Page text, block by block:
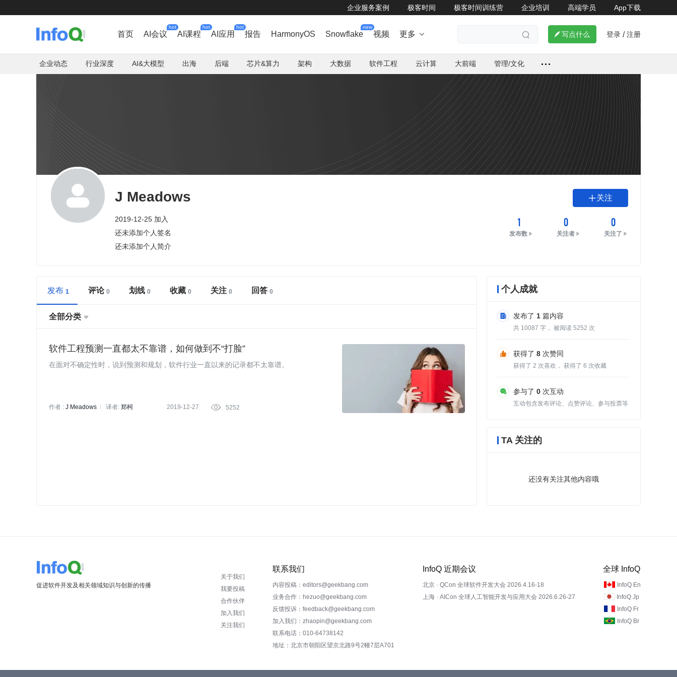
企业服务案例 极客时间 极客时间训练营 企业培训 高端学员 App下载
首页 AI会议
hot
AI课程
hot
AI应用
hot
报告 HarmonyOS Snowflake
new
视频 更多    写点什么 登录 / 注册
企业动态 行业深度 AI&大模型 出海 后端 芯片&算力 架构 大数据 软件工程 云计算 大前端 管理/文化
J Meadows
2019-12-25 加入
还未添加个人签名
还未添加个人简介
关注
1
发布数
0
关注者
0
关注了
发布 评论 划线 收藏 关注 回答
全部分类 
软件工程预测一直都太不靠谱，如何做到不“打脸”
在面对不确定性时，说到预测和规划，软件行业一直以来的记录都不太靠谱。
作者 : J Meadows 译者: 郑柯 2019-12-27  5252
个人成就
发布了 1 篇内容
共 10087 字， 被阅读 5252 次
获得了 8 次赞同
获得了 2 次喜欢， 获得了 6 次收藏
参与了 0 次互动
互动包含发布评论、点赞评论、参与投票等
TA 关注的
还没有关注其他内容哦
促进软件开发及相关领域知识与创新的传播
关于我们
我要投稿
合作伙伴
加入我们
关注我们
联系我们
内容投稿：editors@geekbang.com
业务合作：hezuo@geekbang.com
反馈投诉：feedback@geekbang.com
加入我们：zhaopin@geekbang.com
联系电话：010-64738142
地址：北京市朝阳区望京北路9号2幢7层A701
InfoQ 近期会议
北京 · QCon 全球软件开发大会 2026.4.16-18
上海 · AICon 全球人工智能开发与应用大会 2026.6.26-27
全球 InfoQ
InfoQ En
InfoQ Jp
InfoQ Fr
InfoQ Br